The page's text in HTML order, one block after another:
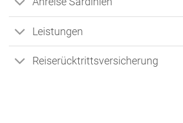
Leistungen
Reiserücktrittsversicherung